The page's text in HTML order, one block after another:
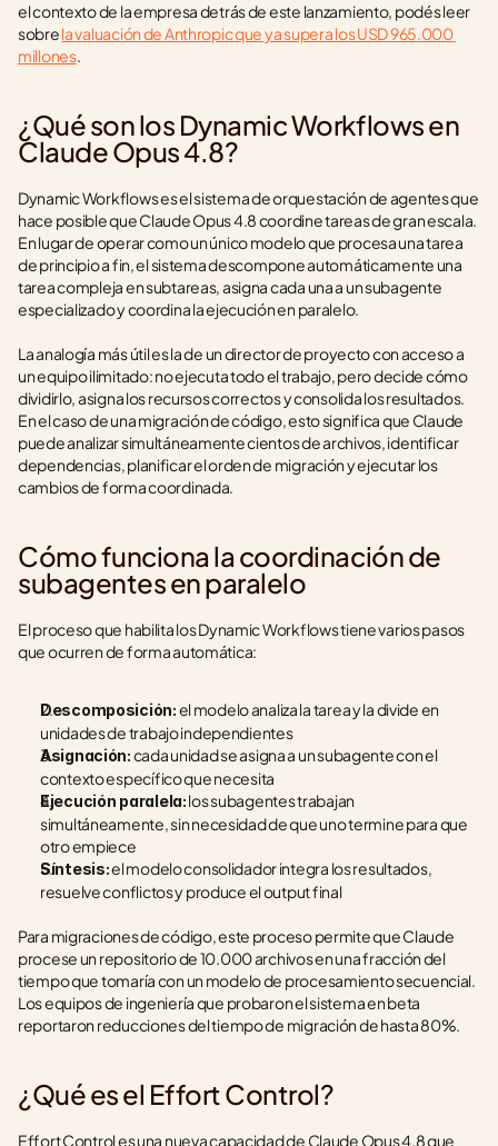
el contexto de la empresa detrás de este lanzamiento, podés leer
sobre la valuación de Anthropic que ya supera los USD 965.000
millones.
¿Qué son los Dynamic Workflows en
Claude Opus 4.8?
Dynamic Workflows es el sistema de orquestación de agentes que
hace posible que Claude Opus 4.8 coordine tareas de gran escala.
En lugar de operar como un único modelo que procesa una tarea
de principio a fin, el sistema descompone automáticamente una
tarea compleja en subtareas, asigna cada una a un subagente
especializado y coordina la ejecución en paralelo.
La analogía más útil es la de un director de proyecto con acceso a
un equipo ilimitado: no ejecuta todo el trabajo, pero decide cómo
dividirlo, asigna los recursos correctos y consolida los resultados.
En el caso de una migración de código, esto significa que Claude
puede analizar simultáneamente cientos de archivos, identificar
dependencias, planificar el orden de migración y ejecutar los
cambios de forma coordinada.
Cómo funciona la coordinación de
subagentes en paralelo
El proceso que habilita los Dynamic Workflows tiene varios pasos
que ocurren de forma automática:
Descomposición: el modelo analiza la tarea y la divide en
unidades de trabajo independientes
Asignación: cada unidad se asigna a un subagente con el
contexto específico que necesita
Ejecución paralela: los subagentes trabajan
simultáneamente, sin necesidad de que uno termine para que
otro empiece
Síntesis: el modelo consolidador integra los resultados,
resuelve conflictos y produce el output final
Para migraciones de código, este proceso permite que Claude
procese un repositorio de 10.000 archivos en una fracción del
tiempo que tomaría con un modelo de procesamiento secuencial.
Los equipos de ingeniería que probaron el sistema en beta
reportaron reducciones del tiempo de migración de hasta 80%.
¿Qué es el Effort Control?
Effort Control es una nueva capacidad de Claude Opus 4.8 que